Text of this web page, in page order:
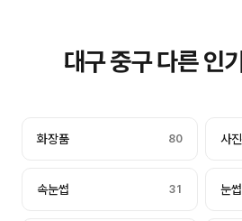
대구 중구 다른 인
화장품 80 사
속눈썹 31 눈